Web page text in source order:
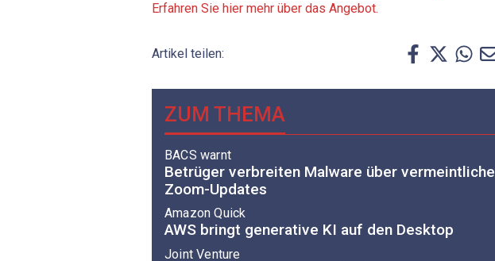
Erfahren Sie hier mehr über das Angebot.
Artikel teilen:
ZUM THEMA
BACS warnt
Betrüger verbreiten Malware über vermeintliche
Zoom-Updates
Amazon Quick
AWS bringt generative KI auf den Desktop
Joint Venture